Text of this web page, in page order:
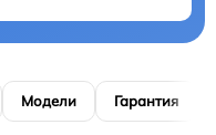
Модели Гарантия